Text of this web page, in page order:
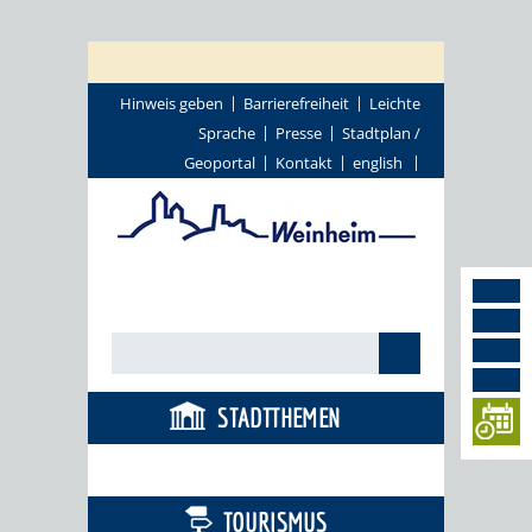
Hinweis geben Barrierefreiheit
Leichte
Sprache
Presse
Stadtplan /
Geoportal
Kontakt english
STADTTHEMEN
TOURISMUS